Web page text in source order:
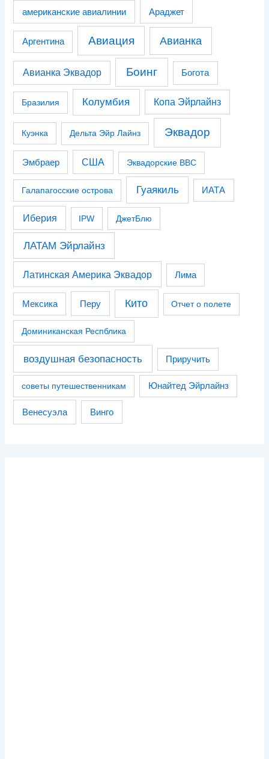
американские авиалинии Араджет
Аргентина Авиация Авианка
Авианка Эквадор Боинг Богота
Бразилия Колумбия Копа Эйрлайнз
Куэнка Дельта Эйр Лайнз Эквадор
Эмбраер США Эквадорские ВВС
Галапагосские острова Гуаякиль ИАТА
Иберия IPW ДжетБлю
ЛАТАМ Эйрлайнз
Латинская Америка Эквадор Лима
Мексика Перу Кито Отчет о полете
Доминиканская Респблика
воздушная безопасность Приручить
советы путешественникам Юнайтед Эйрлайнз
Венесуэла Винго